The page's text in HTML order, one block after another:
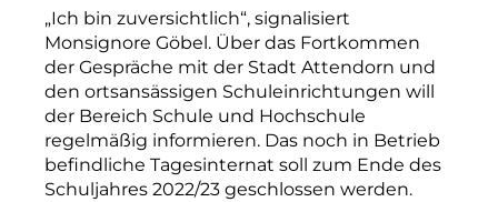
„Ich bin zuversichtlich“, si­gnalisiert
Monsignore Göbel. Über das Fortkommen
der Gespräche mit der Stadt Attendorn und
den ortsansässigen Schul­einrichtungen will
der Bereich Schule und Hochschule
regelmäßig informieren. Das noch in Betrieb
befindliche Tagesinternat soll zum Ende des
Schuljahres 2022/23 geschlossen werden.